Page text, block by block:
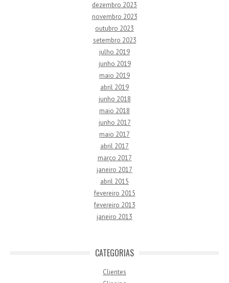
dezembro 2023
novembro 2023
outubro 2023
setembro 2023
julho 2019
junho 2019
maio 2019
abril 2019
junho 2018
maio 2018
junho 2017
maio 2017
abril 2017
março 2017
janeiro 2017
abril 2015
fevereiro 2015
fevereiro 2013
janeiro 2013
CATEGORIAS
Clientes